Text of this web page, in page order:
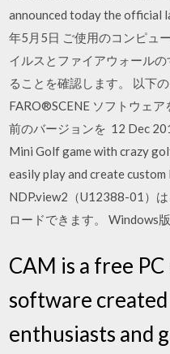
announced today the official
年5月5日 ご使用のコンピュ
イルスとファイアウォール
ることを確認します。 以下
FARO®SCENE ソフトウェ
前のバージョンを 12 Dec
Mini Golf game with crazy
easily play and create custom
NDP.view2（U12388-01）
ロードできます。 Windows版
CAM is a free
software
enthusiasts and